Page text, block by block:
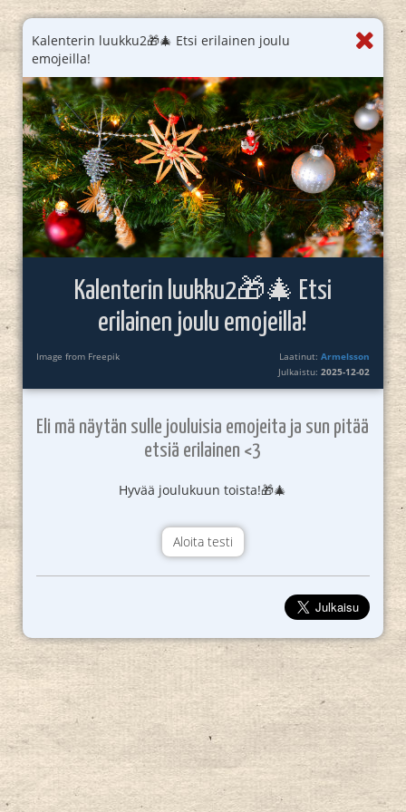
Kalenterin luukku2🎁🎄 Etsi erilainen joulu
emojeilla!
Kalenterin luukku2🎁🎄 Etsi
erilainen joulu emojeilla!
Image from Freepik Laatinut:Armelsson
Julkaistu:2025-12-02
Eli mä näytän sulle jouluisia emojeita ja sun pitää
etsiä erilainen <3
Hyvää joulukuun toista!🎁🎄
Aloita testi